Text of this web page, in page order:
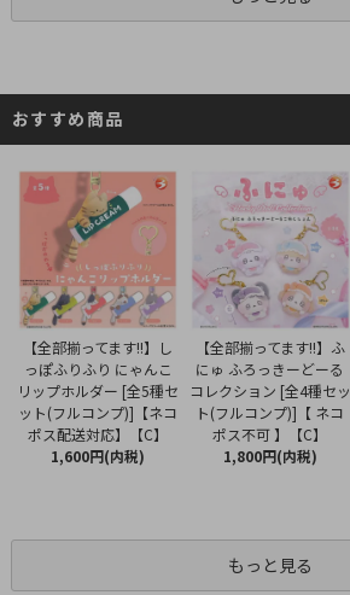
おすすめ商品
【全部揃ってます!!】し
っぽふりふり にゃんこ
リップホルダー [全5種セ
ット(フルコンプ)]【ネコ
ポス配送対応】【C】
1,600円(内税)
【全部揃ってます!!】ふ
にゅ ふろっきーどーる
コレクション [全4種セッ
ト(フルコンプ)]【 ネコ
ポス不可 】【C】
1,800円(内税)
もっと見る